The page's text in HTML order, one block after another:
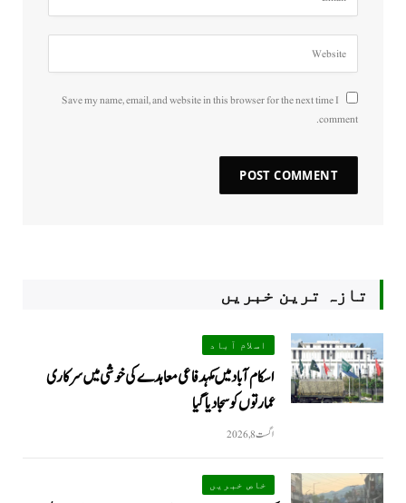
Save my name, email, and website in this browser for the next time I
comment.
تازہ ترین خبریں
اسلام آباد
اسکام آباد میں مکہدفاعی معاہدے کی خوشی میں سرکاری
عمارتوں کو سجا دیا گیا
اگست 8, 2026
خاص خبریں